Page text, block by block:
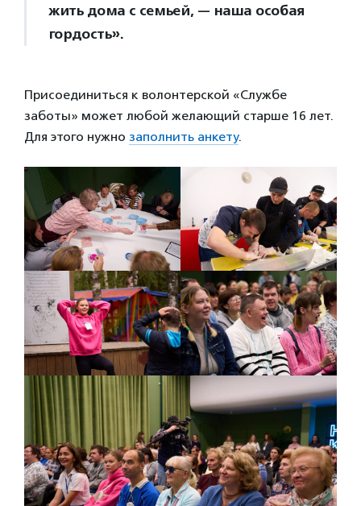
жить дома с семьей, — наша особая
гордость».
Присоединиться к волонтерской «Службе
заботы» может любой желающий старше 16 лет.
Для этого нужно заполнить анкету.